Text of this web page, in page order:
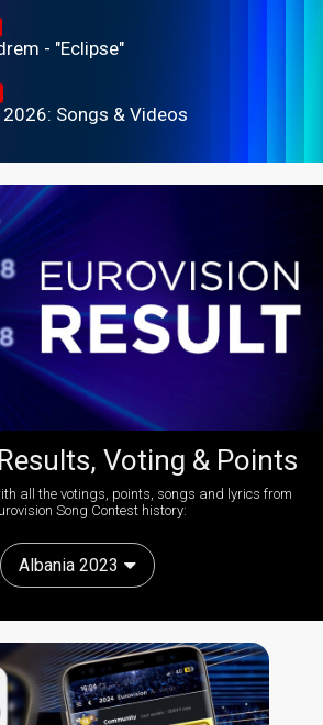
- "Eclipse"
Songs & Videos
Voting & Points
all the votings, points, songs and lyrics from
Song Contest history:
Albania 2023